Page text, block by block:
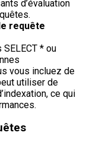
d’évaluation
requête
* ou
vous incluez de
utiliser de
ce qui